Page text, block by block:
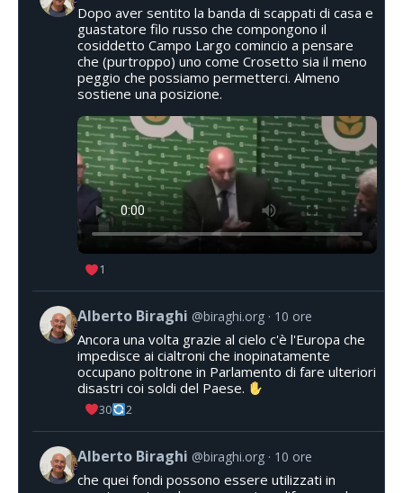
Dopo aver sentito la banda di scappati di casa e
guastatore filo russo che compongono il
cosiddetto Campo Largo comincio a pensare
che (purtroppo) uno come Crosetto sia il meno
peggio che possiamo permetterci. Almeno
sostiene una posizione.
1
Alberto Biraghi @biraghi.org 10 ore
Ancora una volta grazie al cielo c'è l'Europa che
impedisce ai cialtroni che inopinatamente
occupano poltrone in Parlamento di fare ulteriori
disastri coi soldi del Paese.
30 2
Alberto Biraghi @biraghi.org 10 ore
che quei fondi possono essere utilizzati in